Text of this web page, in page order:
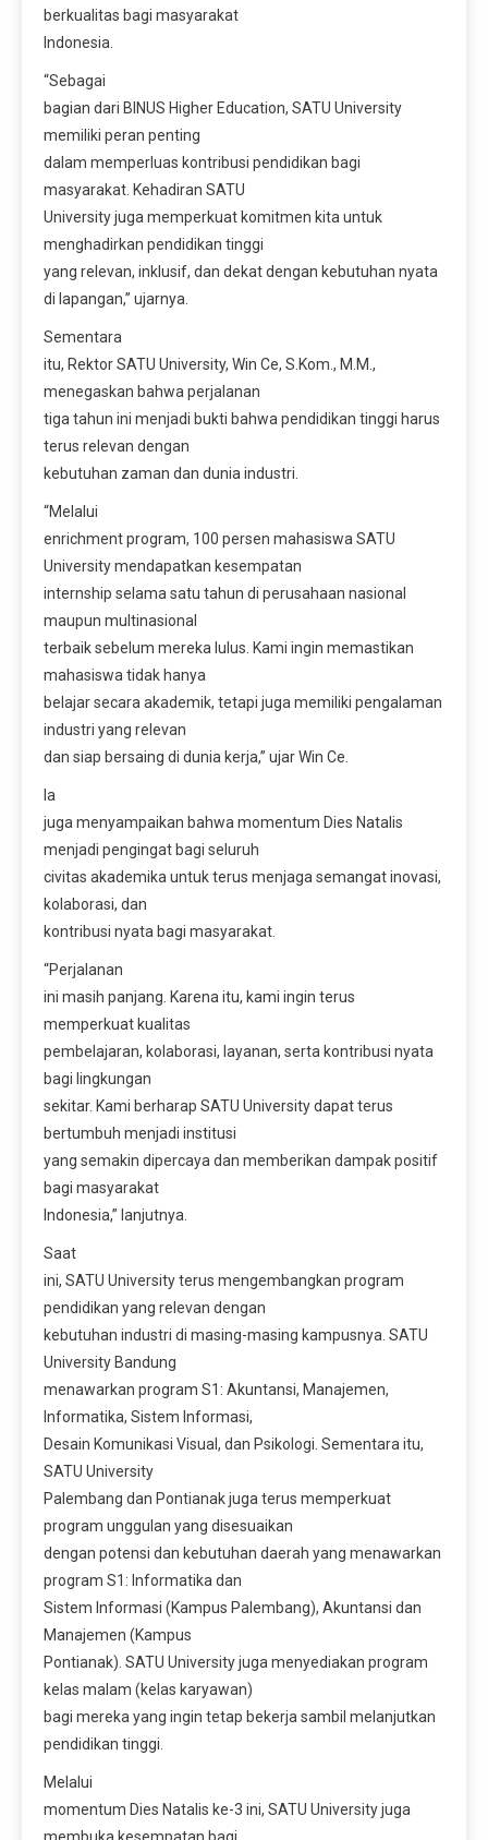
berkualitas bagi masyarakat
Indonesia.
“Sebagai
bagian dari BINUS Higher Education, SATU University
memiliki peran penting
dalam memperluas kontribusi pendidikan bagi
masyarakat. Kehadiran SATU
University juga memperkuat komitmen kita untuk
menghadirkan pendidikan tinggi
yang relevan, inklusif, dan dekat dengan kebutuhan nyata
di lapangan,” ujarnya.
Sementara
itu, Rektor SATU University, Win Ce, S.Kom., M.M.,
menegaskan bahwa perjalanan
tiga tahun ini menjadi bukti bahwa pendidikan tinggi harus
terus relevan dengan
kebutuhan zaman dan dunia industri.
“Melalui
enrichment program, 100 persen mahasiswa SATU
University mendapatkan kesempatan
internship selama satu tahun di perusahaan nasional
maupun multinasional
terbaik sebelum mereka lulus. Kami ingin memastikan
mahasiswa tidak hanya
belajar secara akademik, tetapi juga memiliki pengalaman
industri yang relevan
dan siap bersaing di dunia kerja,” ujar Win Ce.
Ia
juga menyampaikan bahwa momentum Dies Natalis
menjadi pengingat bagi seluruh
civitas akademika untuk terus menjaga semangat inovasi,
kolaborasi, dan
kontribusi nyata bagi masyarakat.
“Perjalanan
ini masih panjang. Karena itu, kami ingin terus
memperkuat kualitas
pembelajaran, kolaborasi, layanan, serta kontribusi nyata
bagi lingkungan
sekitar. Kami berharap SATU University dapat terus
bertumbuh menjadi institusi
yang semakin dipercaya dan memberikan dampak positif
bagi masyarakat
Indonesia,” lanjutnya.
Saat
ini, SATU University terus mengembangkan program
pendidikan yang relevan dengan
kebutuhan industri di masing-masing kampusnya. SATU
University Bandung
menawarkan program S1: Akuntansi, Manajemen,
Informatika, Sistem Informasi,
Desain Komunikasi Visual, dan Psikologi. Sementara itu,
SATU University
Palembang dan Pontianak juga terus memperkuat
program unggulan yang disesuaikan
dengan potensi dan kebutuhan daerah yang menawarkan
program S1: Informatika dan
Sistem Informasi (Kampus Palembang), Akuntansi dan
Manajemen (Kampus
Pontianak). SATU University juga menyediakan program
kelas malam (kelas karyawan)
bagi mereka yang ingin tetap bekerja sambil melanjutkan
pendidikan tinggi.
Melalui
momentum Dies Natalis ke-3 ini, SATU University juga
membuka kesempatan bagi